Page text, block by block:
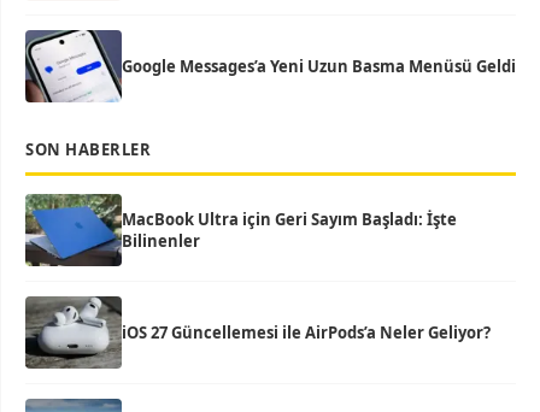
Google Messages’a Yeni Uzun Basma Menüsü Geldi
SON HABERLER
MacBook Ultra için Geri Sayım Başladı: İşte
Bilinenler
iOS 27 Güncellemesi ile AirPods’a Neler Geliyor?